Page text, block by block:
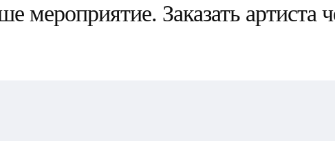
мероприятие. Заказать артиста